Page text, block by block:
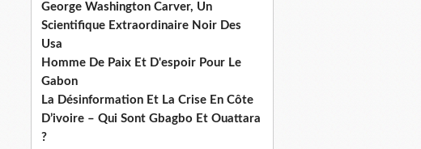
George Washington Carver, Un
Scientifique Extraordinaire Noir Des
Usa
Homme De Paix Et D'espoir Pour Le
Gabon
La Désinformation Et La Crise En Côte
D’ivoire – Qui Sont Gbagbo Et Ouattara
?